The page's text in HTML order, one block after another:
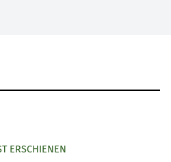
ERSCHIENEN